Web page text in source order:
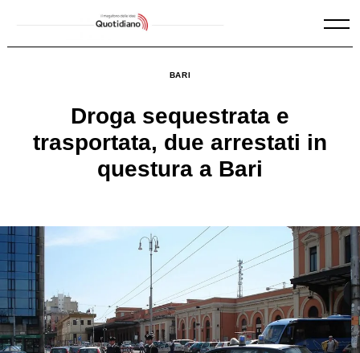
BARI
Droga sequestrata e
trasportata, due arrestati in
questura a Bari